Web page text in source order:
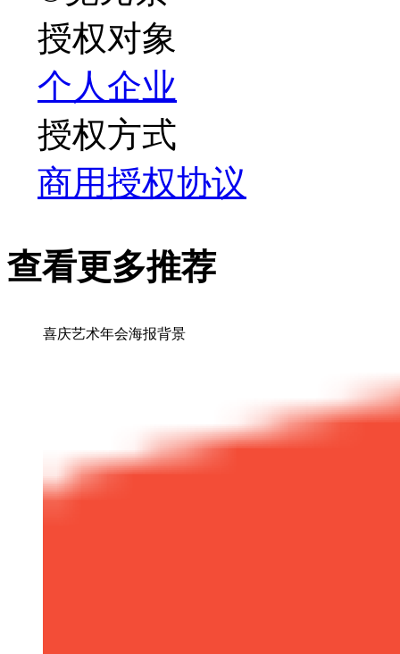
授权对象
个人企业
授权方式
商用授权协议
查看更多推荐
喜庆艺术年会海报背景